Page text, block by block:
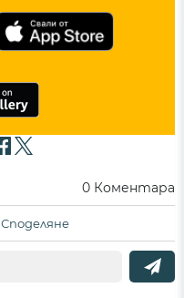
0 Коментара
Споделяне